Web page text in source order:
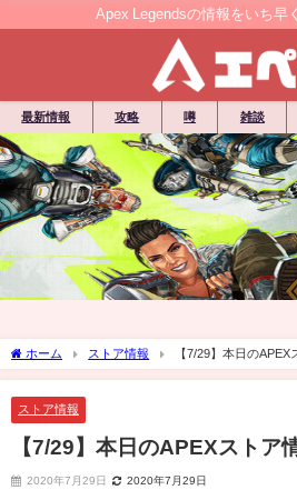
Apex Legendsの情報をいち早
最新情報 攻略 噂 雑談
ホーム ストア情報 【7/29】本日のAPEX
ストア情報
【7/29】本日のAPEXストア
2020年7月29日 2020年7月29日